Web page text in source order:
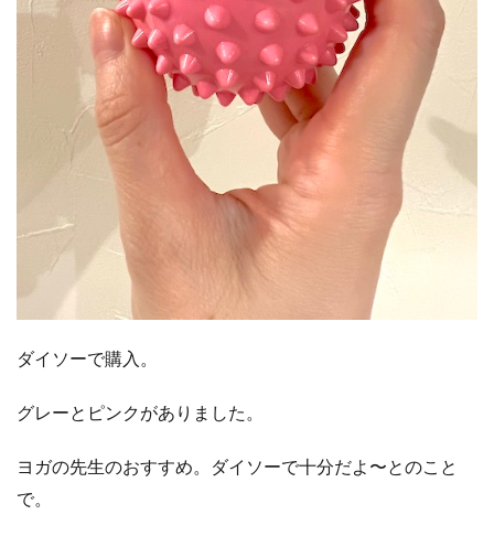
ダイソーで購入。
グレーとピンクがありました。
ヨガの先生のおすすめ。ダイソーで十分だよ〜とのこと
で。